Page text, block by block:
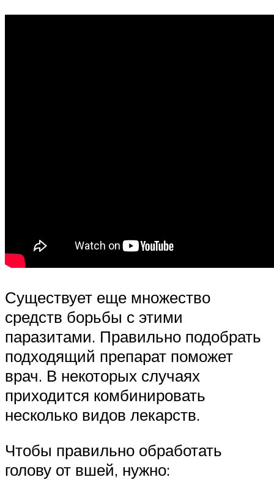
Существует еще множество
средств борьбы с этими
паразитами. Правильно подобрать
подходящий препарат поможет
врач. В некоторых случаях
приходится комбинировать
несколько видов лекарств.
Чтобы правильно обработать
голову от вшей, нужно: